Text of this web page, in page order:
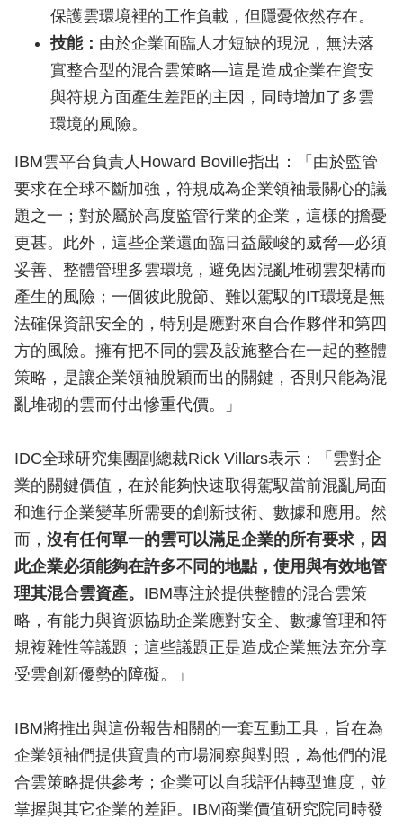
保護雲環境裡的工作負載，但隱憂依然存在。
技能： 由於企業面臨人才短缺的現況，無法落
實整合型的混合雲策略—這是造成企業在資安
與符規方面產生差距的主因，同時增加了多雲
環境的風險。
IBM雲平台負責人Howard Boville指出：「由於監管
要求在全球不斷加強，符規成為企業領袖最關心的議
題之一；對於屬於高度監管行業的企業，這樣的擔憂
更甚。此外，這些企業還面臨日益嚴峻的威脅—必須
妥善、整體管理多雲環境，避免因混亂堆砌雲架構而
產生的風險；一個彼此脫節、難以駕馭的IT環境是無
法確保資訊安全的，特別是應對來自合作夥伴和第四
方的風險。擁有把不同的雲及設施整合在一起的整體
策略，是讓企業領袖脫穎而出的關鍵，否則只能為混
亂堆砌的雲而付出慘重代價。」
IDC全球研究集團副總裁Rick Villars表示：「雲對企
業的關鍵價值，在於能夠快速取得駕馭當前混亂局面
和進行企業變革所需要的創新技術、數據和應用。然
而， 沒有任何單一的雲可以滿足企業的所有要求，因
此企業必須能夠在許多不同的地點，使用與有效地管
理其混合雲資產。 IBM專注於提供整體的混合雲策
略，有能力與資源協助企業應對安全、數據管理和符
規複雜性等議題；這些議題正是造成企業無法充分享
受雲創新優勢的障礙。」
IBM將推出與這份報告相關的一套互動工具，旨在為
企業領袖們提供寶貴的市場洞察與對照，為他們的混
合雲策略提供參考；企業可以自我評估轉型進度，並
掌握與其它企業的差距。IBM商業價值研究院同時發